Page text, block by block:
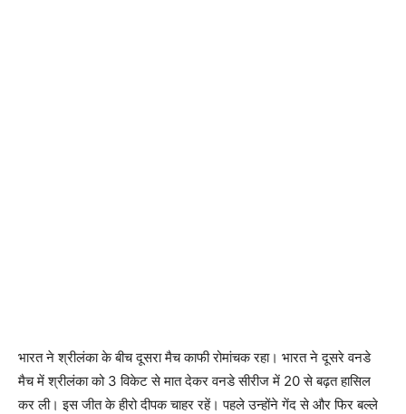
भारत ने श्रीलंका के बीच दूसरा मैच काफी रोमांचक रहा। भारत ने दूसरे वनडे
मैच में श्रीलंका को 3 विकेट से मात देकर वनडे सीरीज में 20 से बढ़त हासिल
कर ली। इस जीत के हीरो दीपक चाहर रहें। पहले उन्‍होंने गेंद से और फिर बल्‍ले